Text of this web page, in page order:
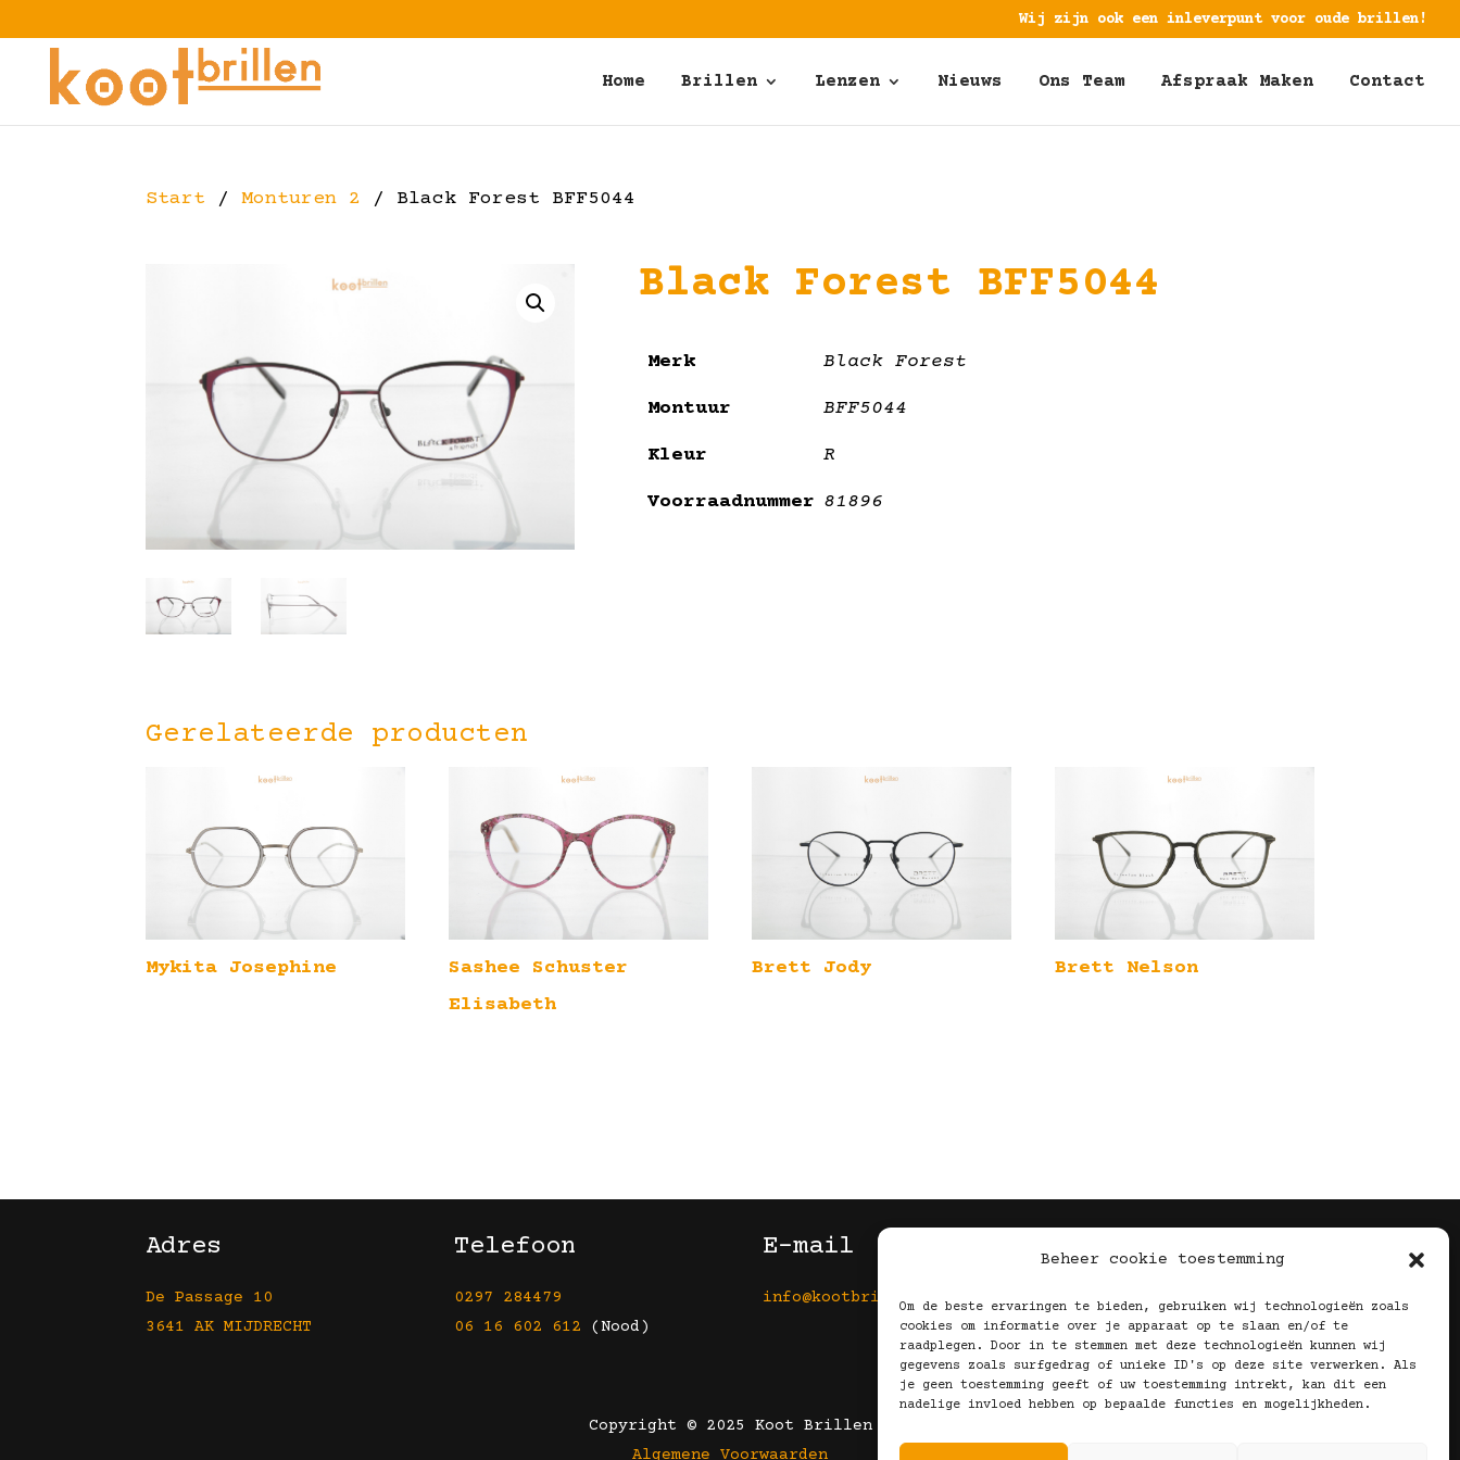
Beheer cookie toestemming
Om de beste ervaringen te bieden, gebruiken wij technologieën zoals
cookies om informatie over je apparaat op te slaan en/of te
raadplegen. Door in te stemmen met deze technologieën kunnen wij
gegevens zoals surfgedrag of unieke ID's op deze site verwerken. Als
je geen toestemming geeft of uw toestemming intrekt, kan dit een
nadelige invloed hebben op bepaalde functies en mogelijkheden.
Wij zijn ook een inleverpunt voor oude brillen!
Home Brillen Lenzen Nieuws Ons Team Afspraak Maken Contact
Start /Monturen 2 / Black Forest BFF5044
Black Forest BFF5044
Merk Black Forest
Montuur BFF5044
Kleur R
Voorraadnummer 81896
Gerelateerde producten
Mykita Josephine
Sashee Schuster
Elisabeth
Brett Jody Brett Nelson
Adres
De Passage 10
3641 AK MIJDRECHT
Telefoon
0297 284479
06 16 602 612 (Nood)
E-mail
info@kootbrillen.nl
Volg Ons!
Copyright © 2025 Koot Brillen
Algemene Voorwaarden